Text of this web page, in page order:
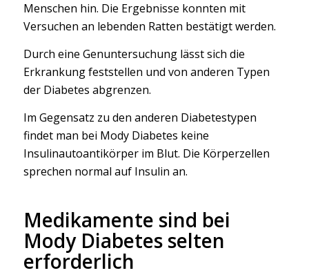
Menschen hin. Die Ergebnisse konnten mit
Versuchen an lebenden Ratten bestätigt werden.
Durch eine Genuntersuchung lässt sich die
Erkrankung feststellen und von anderen Typen
der Diabetes abgrenzen.
Im Gegensatz zu den anderen Diabetestypen
findet man bei Mody Diabetes keine
Insulinautoantikörper im Blut. Die Körperzellen
sprechen normal auf Insulin an.
Medikamente sind bei
Mody Diabetes selten
erforderlich